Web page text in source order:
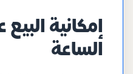
إمكانية
الساعة